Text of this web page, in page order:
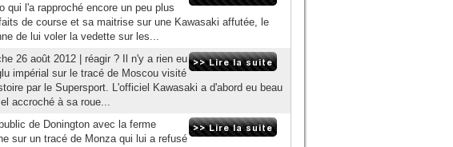
qui l'a rapproché encore un peu plus
de course et sa maitrise sur une Kawasaki affutée, le
de lui voler la vedette sur les...
26 août 2012 | réagir ? Il n'y a rien eu
impérial sur le tracé de Moscou visité
par le Supersport. L'officiel Kawasaki a d'abord eu beau
accroché à sa roue...
de Donington avec la ferme
sur un tracé de Monza qui lui a refusé